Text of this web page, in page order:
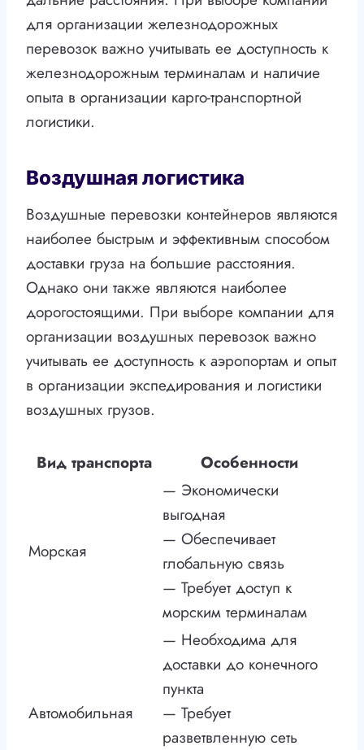
для организации железнодорожных
перевозок важно учитывать ее доступность к
железнодорожным терминалам и наличие
опыта в организации карго-транспортной
логистики.
Воздушная логистика
Воздушные перевозки контейнеров являются
наиболее быстрым и эффективным способом
доставки груза на большие расстояния.
Однако они также являются наиболее
дорогостоящими. При выборе компании для
организации воздушных перевозок важно
учитывать ее доступность к аэропортам и опыт
в организации экспедирования и логистики
воздушных грузов.
Вид транспорта Особенности
Морская
— Экономически
выгодная
— Обеспечивает
глобальную связь
— Требует доступ к
морским терминалам
Автомобильная
— Необходима для
доставки до конечного
пункта
— Требует
разветвленную сеть